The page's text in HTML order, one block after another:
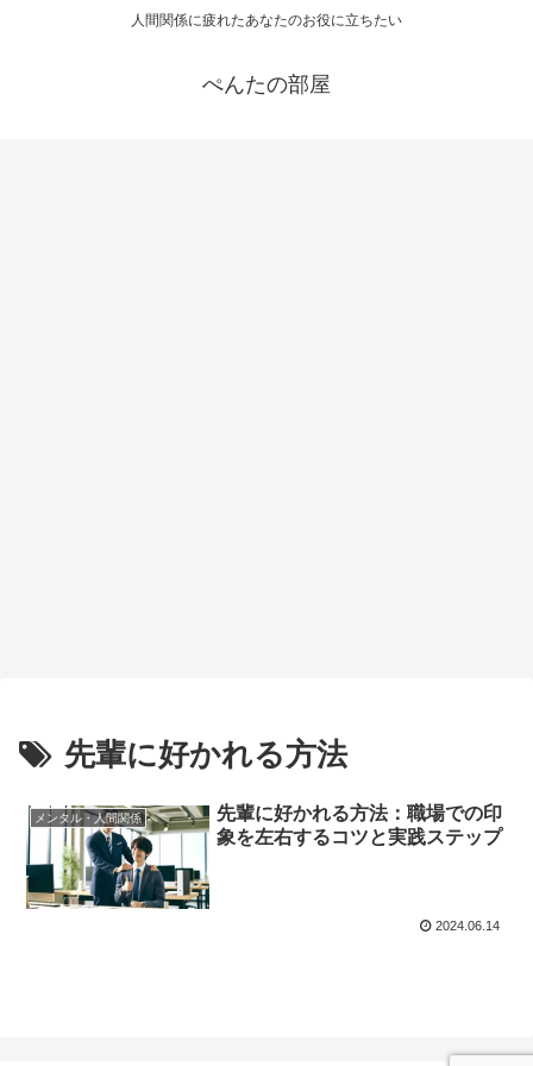
人間関係に疲れたあなたのお役に立ちたい
ぺんたの部屋
先輩に好かれる方法
メンタル・人間関係
先輩に好かれる方法：職場での印
象を左右するコツと実践ステップ
2024.06.14